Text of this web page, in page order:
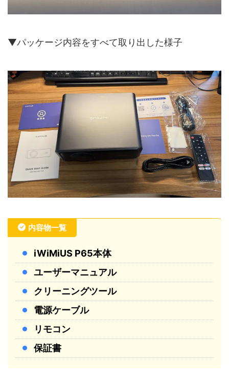
▼パッケージ内容をすべて取り出した様子
内容物一覧
iWiMiUS P65本体
ユーザーマニュアル
クリーニングツール
電源ケーブル
リモコン
保証書